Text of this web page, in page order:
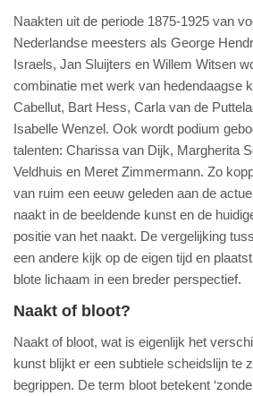
Naakten uit de periode 1875-1925 van
Nederlandse meesters als George
Israels, Jan Sluijters en Willem Witsen
combinatie met werk van hedendaagse
Cabellut, Bart Hess, Carla van de
Isabelle Wenzel. Ook wordt podium
talenten: Charissa van Dijk, Margherita
Veldhuis en Meret Zimmermann. Zo
van ruim een eeuw geleden aan de
naakt in de beeldende kunst en de
positie van het naakt. De vergelijking
een andere kijk op de eigen tijd en
blote lichaam in een breder perspectief.
Naakt of bloot?
Naakt of bloot, wat is eigenlijk het
kunst blijkt er een subtiele scheidslijn te
begrippen. De term bloot betekent